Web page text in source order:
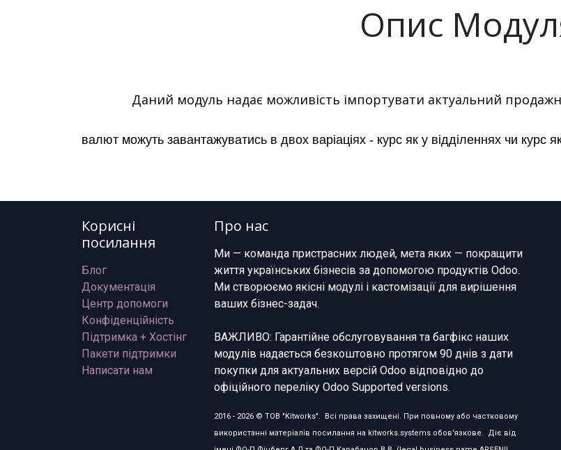
Опис
Даний модуль надає можливість імпортувати актуальний
валют можуть завантажуватись в двох варіаціях - курс як у відділеннях чи курс
Корисні
посилання
Блог
Документація
Центр допомоги
Конфіденційність
Підтримка + Хостінг
Пакети підтримки
Написати нам
Про нас
Ми — команда пристрасних людей, мета яких — покращити
життя українських бізнесів за допомогою продуктів Odoo.
Ми створюємо якісні модулі і кастомізації для вирішення
ваших бізнес-задач.
ВАЖЛИВО: Гарантійне обслуговування та багфікс наших
модулів надається безкоштовно протягом 90 днів з дати
покупки для актуальних версій Odoo відповідно до
офіційного переліку Odoo Supported versions.
2016 - 2026 © ТОВ "Kitworks". Всі права захищені. При повному або частковому
використанні матеріалів посилання на kitworks.systems обов'язкове. Діє від